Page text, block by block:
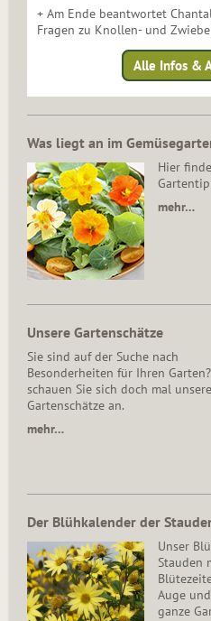
+ Am Ende beantwortet
Fragen zu Knollen- und
Alle Infos &
Was liegt an im
Hier
mehr…
Unsere Gartenschätze
Sie sind auf der Suche nach
Besonderheiten für Ihren
schauen Sie sich doch mal unsere
Gartenschätze an.
mehr…
Der Blühkalender der
Unser
Stauden
Auge
ganze